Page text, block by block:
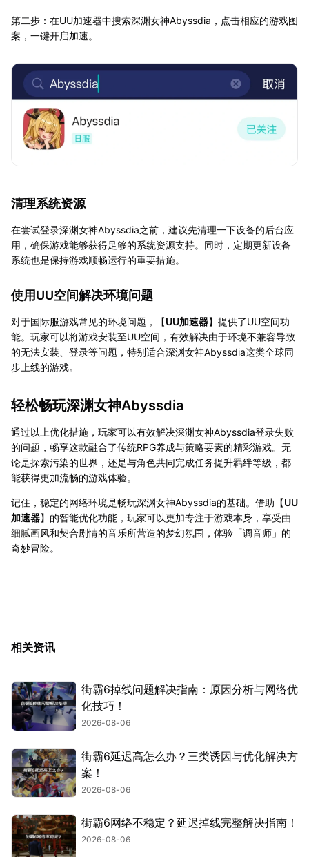
第二步：在UU加速器中搜索深渊女神Abyssdia，点击相应的游戏图
案，一键开启加速。
清理系统资源
在尝试登录深渊女神Abyssdia之前，建议先清理一下设备的后台应
用，确保游戏能够获得足够的系统资源支持。同时，定期更新设备
系统也是保持游戏顺畅运行的重要措施。
使用UU空间解决环境问题
对于国际服游戏常见的环境问题，【UU加速器】提供了UU空间功
能。玩家可以将游戏安装至UU空间，有效解决由于环境不兼容导致
的无法安装、登录等问题，特别适合深渊女神Abyssdia这类全球同
步上线的游戏。
轻松畅玩深渊女神Abyssdia
通过以上优化措施，玩家可以有效解决深渊女神Abyssdia登录失败
的问题，畅享这款融合了传统RPG养成与策略要素的精彩游戏。无
论是探索污染的世界，还是与角色共同完成任务提升羁绊等级，都
能获得更加流畅的游戏体验。
记住，稳定的网络环境是畅玩深渊女神Abyssdia的基础。借助【UU
加速器】的智能优化功能，玩家可以更加专注于游戏本身，享受由
细腻画风和契合剧情的音乐所营造的梦幻氛围，体验「调音师」的
奇妙冒险。
相关资讯
街霸6掉线问题解决指南：原因分析与网络优
化技巧！
2026-08-06
街霸6延迟高怎么办？三类诱因与优化解决方
案！
2026-08-06
街霸6网络不稳定？延迟掉线完整解决指南！
2026-08-06